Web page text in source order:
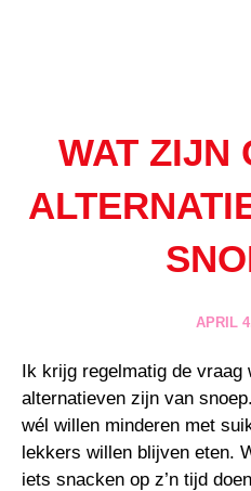
WAT ZIJN
APRIL
Ik krijg regelmatig de vraag
alternatieven zijn van
wél willen minderen met
lekkers willen blijven eten.
iets snacken op z’n tijd